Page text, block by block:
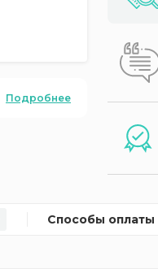
Подробнее
Способы оплаты